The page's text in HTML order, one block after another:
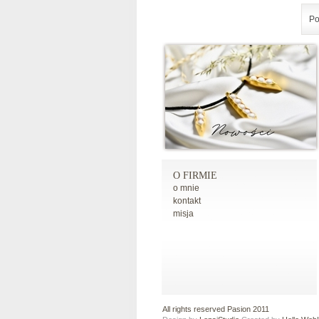
O FIRMIE
o mnie
kontakt
misja
All rights reserved Pasion 2011